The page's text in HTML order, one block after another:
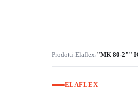
Prodotti›Elaflex›"MK 80-2""
ELAFLEX